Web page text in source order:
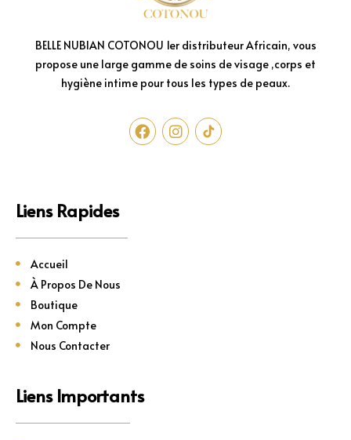
BELLE NUBIAN COTONOU 1er distributeur Africain, vous
propose une large gamme de soins de visage ,corps et
hygiène intime pour tous les types de peaux.
Liens Rapides
Accueil
À Propos De Nous
Boutique
Mon Compte
Nous Contacter
Liens Importants